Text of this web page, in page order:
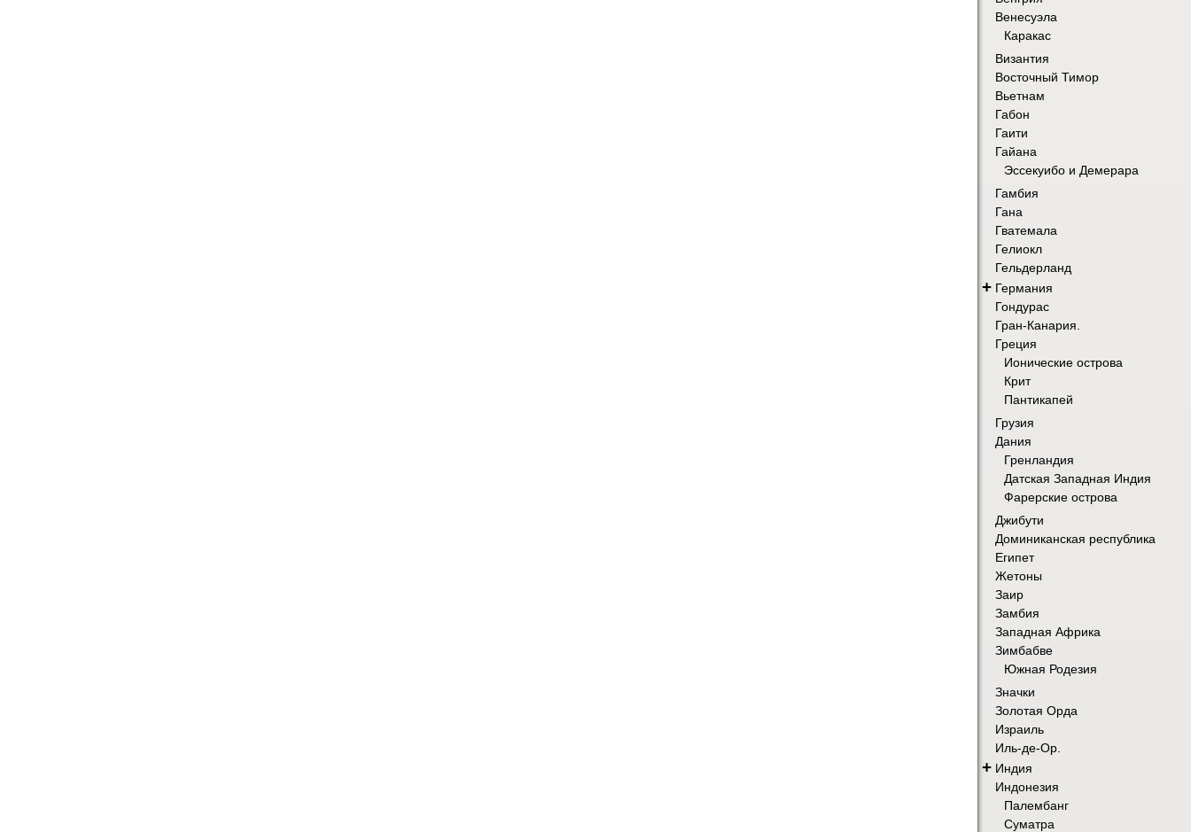
Венесуэла
Каракас
Византия
Восточный Тимор
Вьетнам
Габон
Гаити
Гайана
Эссекуибо и Демерара
Гамбия
Гана
Гватемала
Гелиокл
Гельдерланд
+ Германия
Гондурас
Гран-Канария.
Греция
Ионические острова
Крит
Пантикапей
Грузия
Дания
Гренландия
Датская Западная Индия
Фарерские острова
Джибути
Доминиканская республика
Египет
Жетоны
Заир
Замбия
Западная Африка
Зимбабве
Южная Родезия
Значки
Золотая Орда
Израиль
Иль-де-Ор.
+ Индия
Индонезия
Палембанг
Суматра